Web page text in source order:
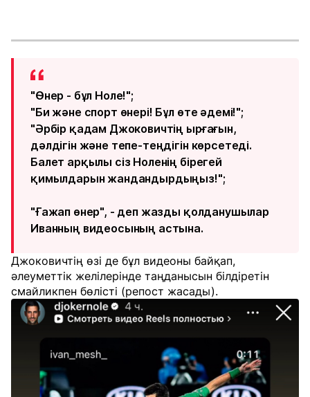
"Өнер - бұл Ноле!";
"Би және спорт өнері! Бұл өте әдемі!";
"Әрбір қадам Джоковичтің ырғағын,
дәлдігін және тепе-теңдігін көрсетеді.
Балет арқылы сіз Ноленің бірегей
қимылдарын жандандырдыңыз!";
"Ғажап өнер", - деп жазды қолданушылар
Иванның видеосының астына.
Джоковичтің өзі де бұл видеоны байқап,
әлеуметтік желілерінде таңданысын білдіретін
смайликпен бөлісті (репост жасады).